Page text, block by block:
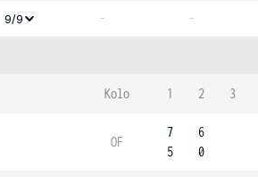
9/9 - -
Kolo 1 2 3
OF
7
5
6
0